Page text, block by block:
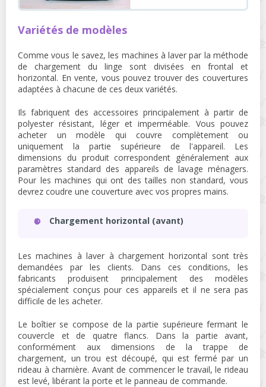
Variétés de modèles
Comme vous le savez, les machines à laver par la méthode
de chargement du linge sont divisées en frontal et
horizontal. En vente, vous pouvez trouver des couvertures
adaptées à chacune de ces deux variétés.
Ils fabriquent des accessoires principalement à partir de
polyester résistant, léger et imperméable. Vous pouvez
acheter un modèle qui couvre complètement ou
uniquement la partie supérieure de l'appareil. Les
dimensions du produit correspondent généralement aux
paramètres standard des appareils de lavage ménagers.
Pour les machines qui ont des tailles non standard, vous
devrez coudre une couverture avec vos propres mains.
Chargement horizontal (avant)
Les machines à laver à chargement horizontal sont très
demandées par les clients. Dans ces conditions, les
fabricants produisent principalement des modèles
spécialement conçus pour ces appareils et il ne sera pas
difficile de les acheter.
Le boîtier se compose de la partie supérieure fermant le
couvercle et de quatre flancs. Dans la partie avant,
conformément aux dimensions de la trappe de
chargement, un trou est découpé, qui est fermé par un
rideau à charnière. Avant de commencer le travail, le rideau
est levé, libérant la porte et le panneau de commande.